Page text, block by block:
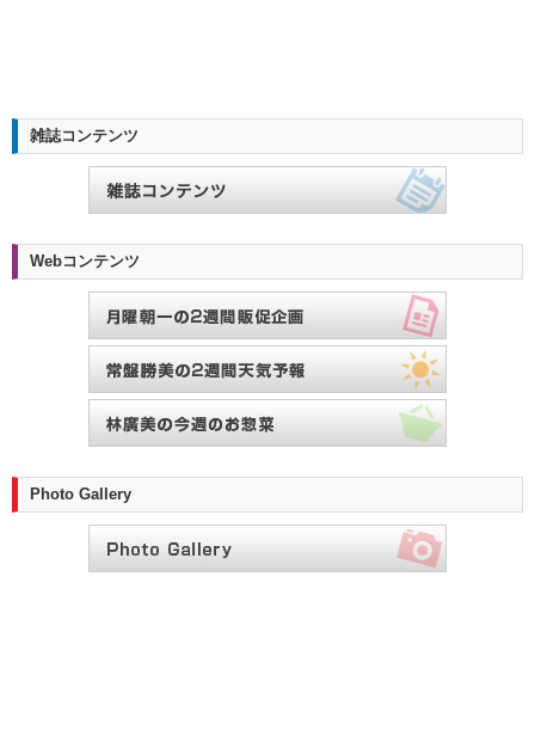
雑誌コンテンツ
Webコンテンツ
Photo Gallery